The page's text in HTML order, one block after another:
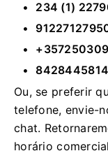
234 (1)
Ou, se preferir
telefone, envie-
chat.
horário